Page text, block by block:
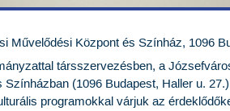
Művelődési Központ és Színház, 1096
társszervezésben, a
Színházban (1096 Budapest, Haller u.
programokkal várjuk az